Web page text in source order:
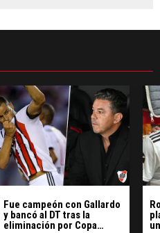
Fue campeón con Gallardo
y bancó al DT tras la
eliminación por Copa